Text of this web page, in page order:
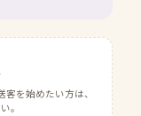
を始めたい方は、
。